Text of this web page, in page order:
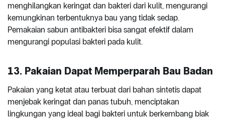
menghilangkan keringat dan bakteri dari kulit, mengurangi
kemungkinan terbentuknya bau yang tidak sedap.
Pemakaian sabun antibakteri bisa sangat efektif dalam
mengurangi populasi bakteri pada kulit.
13. Pakaian Dapat Memperparah Bau Badan
Pakaian yang ketat atau terbuat dari bahan sintetis dapat
menjebak keringat dan panas tubuh, menciptakan
lingkungan yang ideal bagi bakteri untuk berkembang biak